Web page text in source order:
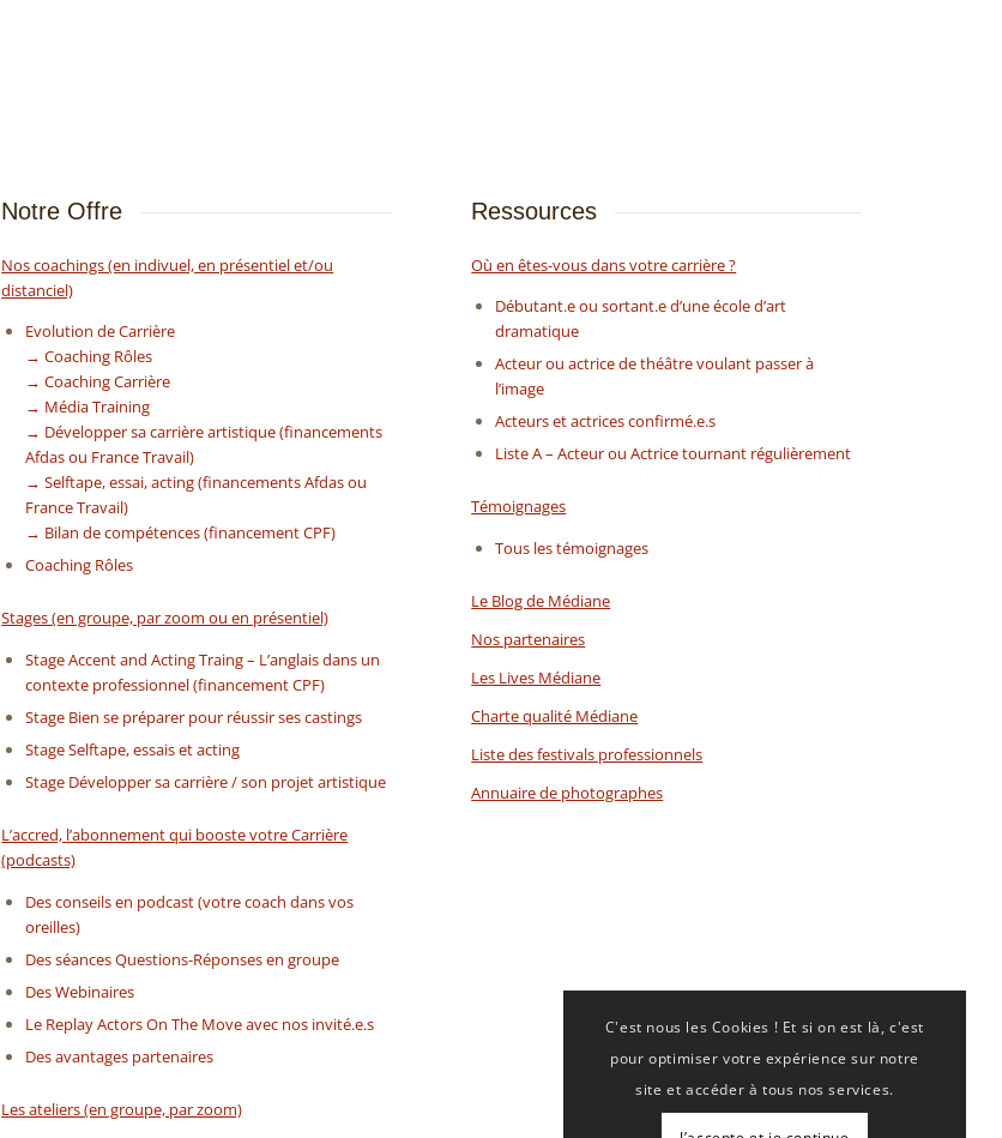
Notre Offre
Nos coachings (en indivuel, en présentiel et/ou
distanciel)
Evolution de Carrière
→ Coaching Rôles
→ Coaching Carrière
→ Média Training
→ Développer sa carrière artistique (financements
Afdas ou France Travail)
→ Selftape, essai, acting (financements Afdas ou
France Travail)
→ Bilan de compétences (financement CPF)
Coaching Rôles
Stages (en groupe, par zoom ou en présentiel)
Stage Accent and Acting Traing – L’anglais dans un
contexte professionnel (financement CPF)
Stage Bien se préparer pour réussir ses castings
Stage Selftape, essais et acting
Stage Développer sa carrière / son projet artistique
L’accred, l’abonnement qui booste votre Carrière
(podcasts)
Des conseils en podcast (votre coach dans vos
oreilles)
Des séances Questions-Réponses en groupe
Des Webinaires
Le Replay Actors On The Move avec nos invité.e.s
Des avantages partenaires
Les ateliers (en groupe, par zoom)
Ressources
Où en êtes-vous dans votre carrière ?
Débutant.e ou sortant.e d’une école d’art
dramatique
Acteur ou actrice de théâtre voulant passer à
l’image
Acteurs et actrices confirmé.e.s
Liste A – Acteur ou Actrice tournant régulièrement
Témoignages
Tous les témoignages
Le Blog de Médiane
Nos partenaires
Les Lives Médiane
Charte qualité Médiane
Liste des festivals professionnels
Annuaire de photographes
C'est nous les Cookies ! Et si on est là, c'est
pour optimiser votre expérience sur notre
site et accéder à tous nos services.